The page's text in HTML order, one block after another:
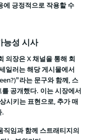
에 긍정적으로 작용할 수
능성 시사
의장은 X 채널을 통해 회
일러는 해당 게시물에서
라는 문구와 함께, 스
공개했다. 이는 시장에서
시키는 표현으로, 추가 매
.
직임과 함께 스트래티지의